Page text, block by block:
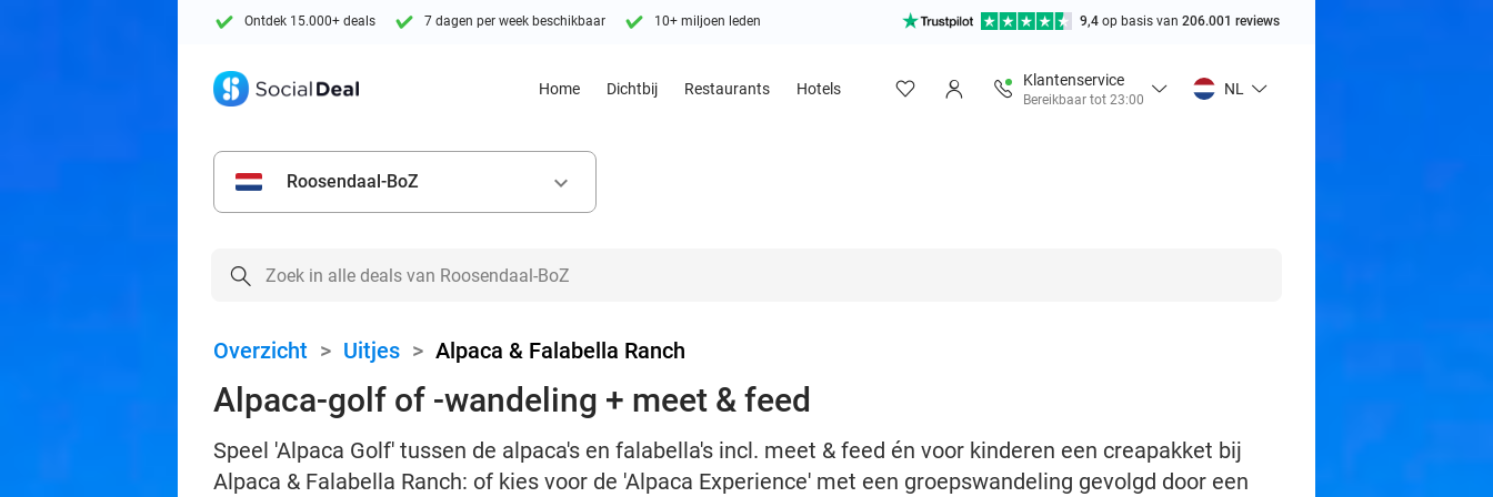
Ontdek 15.000+ deals 7 dagen per week beschikbaar 10+ miljoen leden 9,4 op basis van 206.001 reviews
Home Dichtbij Restaurants Hotels
Klantenservice
Bereikbaar tot 23:00
NL
Roosendaal-BoZ keyboard_arrow_down
Overzicht > Uitjes > Alpaca & Falabella Ranch
Alpaca-golf of -wandeling + meet & feed
Speel 'Alpaca Golf' tussen de alpaca's en falabella's incl. meet & feed én voor kinderen een creapakket bij
Alpaca & Falabella Ranch: of kies voor de 'Alpaca Experience' met een groepswandeling gevolgd door een